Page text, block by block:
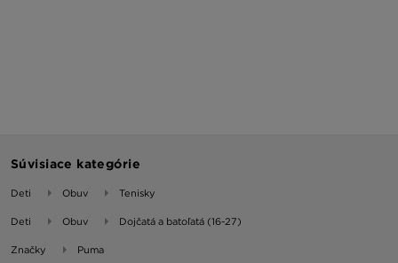
Súvisiace kategórie
Deti Obuv Tenisky
Deti Obuv Dojčatá a batoľatá (16-27)
Značky Puma